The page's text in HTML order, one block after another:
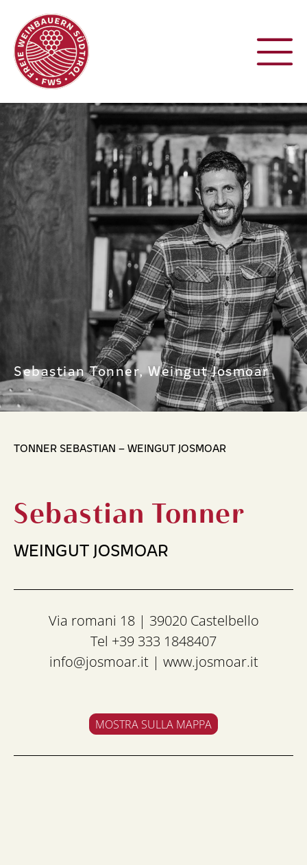
Sebastian Tonner, Weingut Josmoar
TONNER SEBASTIAN – WEINGUT JOSMOAR
Sebastian Tonner
WEINGUT JOSMOAR
Via romani 18 | 39020 Castelbello
Tel +39 333 1848407
info@josmoar.it| www.josmoar.it
MOSTRA SULLA MAPPA